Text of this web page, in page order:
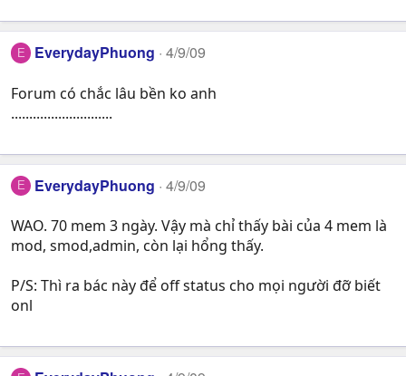
E EverydayPhuong 4/9/09
Forum có chắc lâu bền ko anh
............................
E EverydayPhuong 4/9/09
WAO. 70 mem 3 ngày. Vậy mà chỉ thấy bài của 4 mem là
mod, smod,admin, còn lại hổng thấy.
P/S: Thì ra bác này để off status cho mọi người đỡ biết
onl